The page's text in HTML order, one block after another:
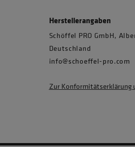
Herstellerangaben
Schöffel PRO GmbH,
Deutschland
info@schoeffel-pro.com
Zur Konformitätserklärung